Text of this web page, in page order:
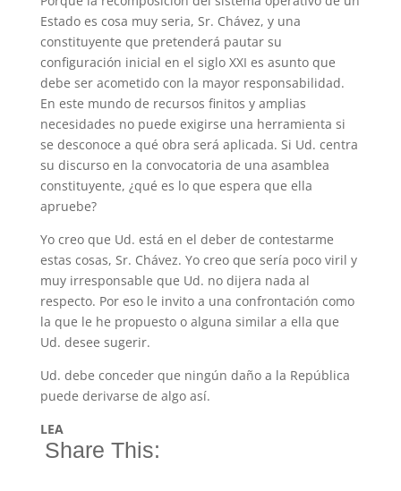
Estado es cosa muy seria, Sr. Chávez, y una
constituyente que pretenderá pautar su
configuración inicial en el siglo XXI es asunto que
debe ser acometido con la mayor responsabilidad.
En este mundo de recursos finitos y amplias
necesidades no puede exigirse una herramienta si
se desconoce a qué obra será aplicada. Si Ud. centra
su discurso en la convocatoria de una asamblea
constituyente, ¿qué es lo que espera que ella
apruebe?
Yo creo que Ud. está en el deber de contestarme
estas cosas, Sr. Chávez. Yo creo que sería poco viril y
muy irresponsable que Ud. no dijera nada al
respecto. Por eso le invito a una confrontación como
la que le he propuesto o alguna similar a ella que
Ud. desee sugerir.
Ud. debe conceder que ningún daño a la República
puede derivarse de algo así.
LEA
Share This: